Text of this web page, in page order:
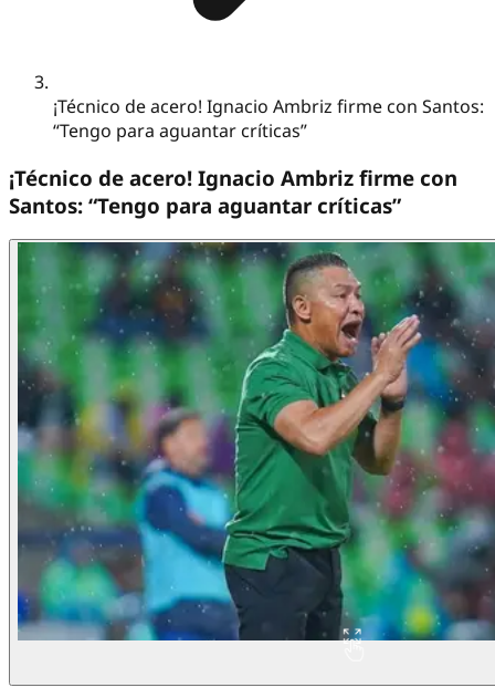
¡Técnico de acero! Ignacio Ambriz firme con Santos:
“Tengo para aguantar críticas”
¡Técnico de acero! Ignacio Ambriz firme con
Santos: “Tengo para aguantar críticas”